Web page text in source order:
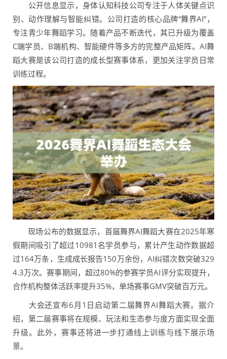
公开信息显示，身体认知科技公司专注于人体关键点识
别、动作理解与智能纠错。公司打造的核心品牌“舞界AI”，
专注青少年舞蹈学习。随着产品不断迭代，其已升级为覆盖
C端学员、B端机构、智能硬件等多方的完整产品矩阵。AI舞
蹈大赛是该公司打造的成长型赛事体系，更加关注学员日常
训练过程。
现场公布的数据显示，首届舞界AI舞蹈大赛在2025年寒
假期间吸引了超过10981名学员参与，累计产生动作数据超
过164万条，生成成长报告150万余份，AI纠错次数突破329
4.3万次。赛事期间，超过80%的参赛学员AI评分实现提升，
合作机构整体活跃率提升35%，单场赛事GMV突破百万元。
大会还宣布6月1日启动第二届舞界AI舞蹈大赛。据介
绍，第二届赛事将在规模、玩法和生态参与度方面实现全面
升级。此外，赛事还将进一步打通线上训练与线下展示场
景。